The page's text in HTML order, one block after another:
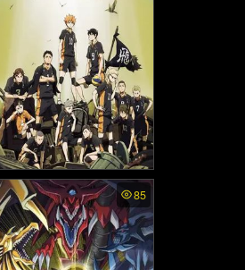
Haikyuu ss2 พากย์ไทย - คู่
ตบฟ้าประทาน ภาค2 (201
6)
85